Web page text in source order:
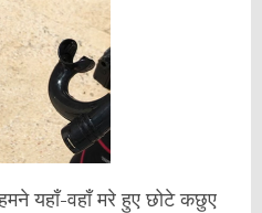
यहाँ-वहाँ मरे हुए छोटे कछुए